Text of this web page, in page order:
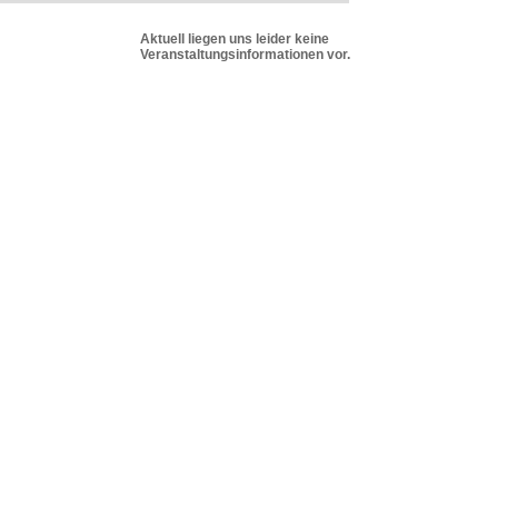
Aktuell liegen uns leider keine
Veranstaltungsinformationen vor.